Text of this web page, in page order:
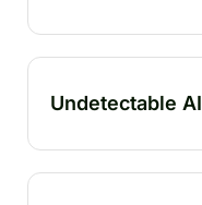
Undetectable AI